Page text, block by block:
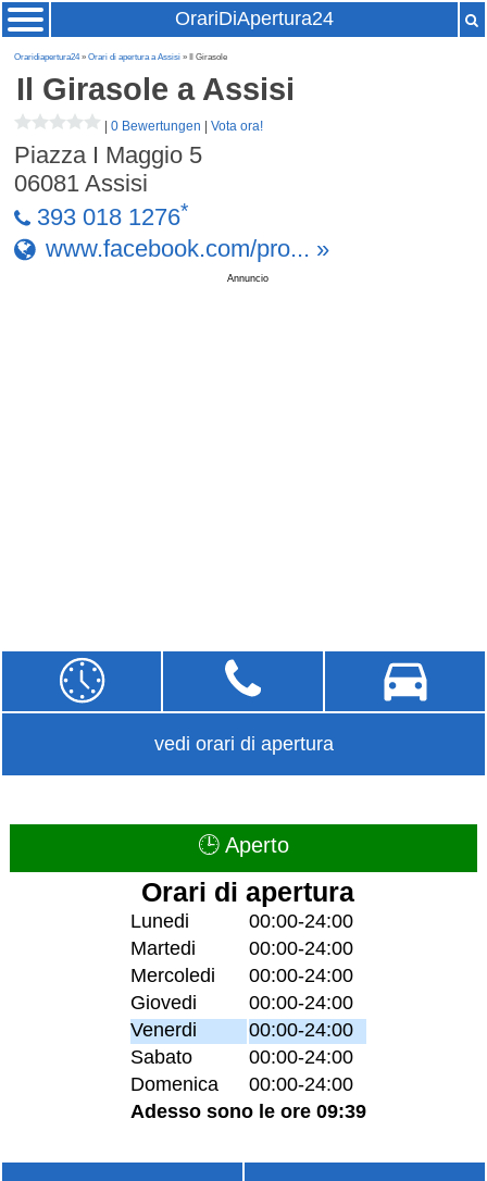
OrariDiApertura24
Oraridiapertura24»Orari di apertura a Assisi » Il Girasole
Il Girasole a Assisi
|0 Bewertungen |Vota ora!
Piazza I Maggio 5
06081 Assisi
393 018 1276*
www.facebook.com/pro... »
Annuncio
vedi orari di apertura
🕒 Aperto
Orari di apertura
Lunedi
00:00-24:00
Martedi
00:00-24:00
Mercoledi
00:00-24:00
Giovedi
00:00-24:00
Venerdi
00:00-24:00
Sabato
00:00-24:00
Domenica
00:00-24:00
Adesso sono le ore 09:39